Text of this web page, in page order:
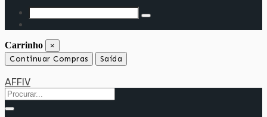
Carrinho ×
Continuar Compras Saída
AFFIV